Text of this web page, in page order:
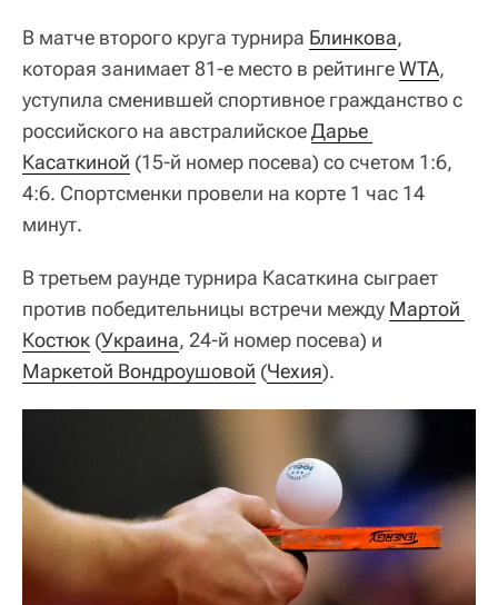
В матче второго круга турнира Блинкова,
которая занимает 81-е место в рейтингеWTA,
уступила сменившей спортивное гражданство с
российского на австралийскоеДарье
Касаткиной (15-й номер посева) со счетом 1:6,
4:6. Спортсменки провели на корте 1 час 14
минут.
В третьем раунде турнира Касаткина сыграет
против победительницы встречи между Мартой
Костюк (Украина, 24-й номер посева) и
Маркетой Вондроушовой (Чехия).